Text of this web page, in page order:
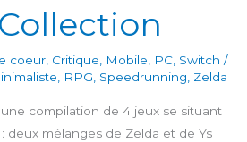
coeur Critique Mobile PC Switch /
RPG Speedrunning Zelda
compilation de 4 jeux se situant
deux mélanges de Zelda et de Ys